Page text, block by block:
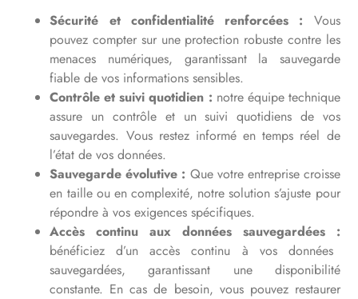
Sécurité et confidentialité renforcées : Vous
pouvez compter sur une protection robuste contre les
menaces numériques, garantissant la sauvegarde
fiable de vos informations sensibles.
Contrôle et suivi quotidien : notre équipe technique
assure un contrôle et un suivi quotidiens de vos
sauvegardes. Vous restez informé en temps réel de
l’état de vos données.
Sauvegarde évolutive : Que votre entreprise croisse
en taille ou en complexité, notre solution s’ajuste pour
répondre à vos exigences spécifiques.
Accès continu aux données sauvegardées :
bénéficiez d’un accès continu à vos données
sauvegardées, garantissant une disponibilité
constante. En cas de besoin, vous pouvez restaurer